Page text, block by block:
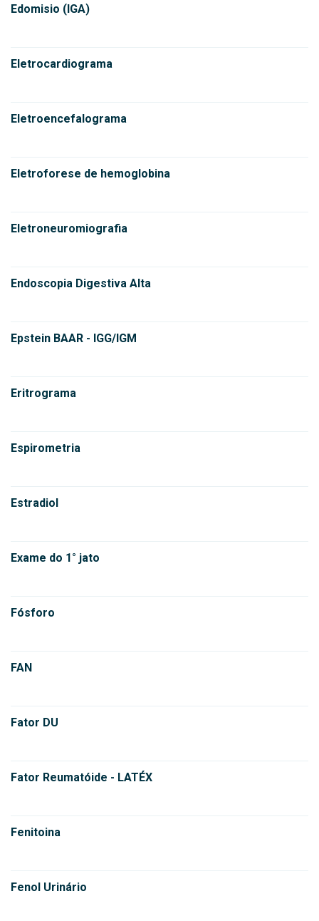
Edomisio (IGA)
Eletrocardiograma
Eletroencefalograma
Eletroforese de hemoglobina
Eletroneuromiografia
Endoscopia Digestiva Alta
Epstein BAAR - IGG/IGM
Eritrograma
Espirometria
Estradiol
Exame do 1° jato
Fósforo
FAN
Fator DU
Fator Reumatóide - LATÉX
Fenitoina
Fenol Urinário